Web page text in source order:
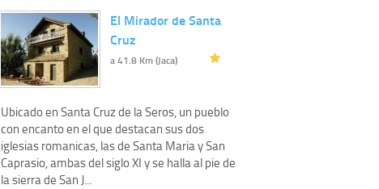
El Mirador de Santa
Cruz
a 41.8 Km (Jaca)
Ubicado en Santa Cruz de la Seros, un pueblo
con encanto en el que destacan sus dos
iglesias romanicas, las de Santa Maria y San
Caprasio, ambas del siglo XI y se halla al pie de
la sierra de San J...